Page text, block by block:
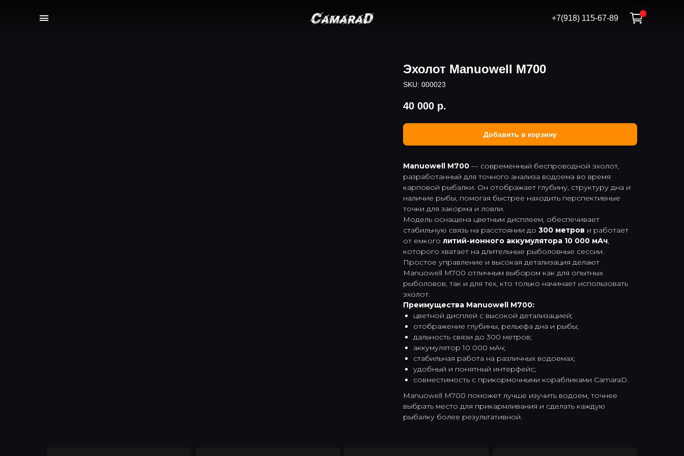
+7(918) 115-67-89
Эхолот Manuowell M700
SKU: 000023
40 000 р.
Добавить в корзину
Manuowell M700 — современный беспроводной эхолот,
разработанный для точного анализа водоема во время
карповой рыбалки. Он отображает глубину, структуру дна и
наличие рыбы, помогая быстрее находить перспективные
точки для закорма и ловли.
Модель оснащена цветным дисплеем, обеспечивает
стабильную связь на расстоянии до 300 метров и работает
от емкого литий-ионного аккумулятора 10 000 мАч,
которого хватает на длительные рыболовные сессии.
Простое управление и высокая детализация делают
Manuowell M700 отличным выбором как для опытных
рыболовов, так и для тех, кто только начинает использовать
эхолот.
Преимущества Manuowell M700:
цветной дисплей с высокой детализацией;
отображение глубины, рельефа дна и рыбы;
дальность связи до 300 метров;
аккумулятор 10 000 мАч;
стабильная работа на различных водоемах;
удобный и понятный интерфейс;
совместимость с прикормочными корабликами CamaraD.
Manuowell M700 поможет лучше изучить водоем, точнее
выбрать место для прикармливания и сделать каждую
рыбалку более результативной.